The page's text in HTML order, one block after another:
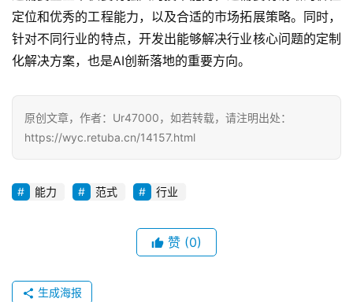
定位和优秀的工程能力，以及合适的市场拓展策略。同时，
针对不同行业的特点，开发出能够解决行业核心问题的定制
化解决方案，也是AI创新落地的重要方向。
原创文章，作者：Ur47000，如若转载，请注明出处：
https://wyc.retuba.cn/14157.html
能力 范式 行业
赞 (0)
生成海报